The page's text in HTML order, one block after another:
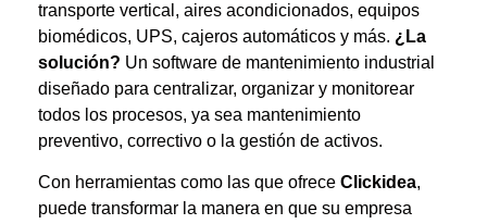
transporte vertical, aires acondicionados, equipos
biomédicos, UPS, cajeros automáticos y más. ¿La
solución? Un software de mantenimiento industrial
diseñado para centralizar, organizar y monitorear
todos los procesos, ya sea mantenimiento
preventivo, correctivo o la gestión de activos.
Con herramientas como las que ofrece Clickidea,
puede transformar la manera en que su empresa